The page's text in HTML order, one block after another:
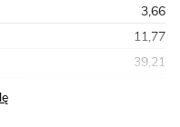
3,66
11,77
39,21